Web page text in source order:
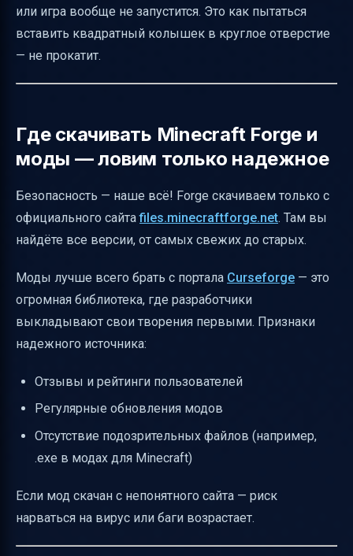
или игра вообще не запустится. Это как пытаться
вставить квадратный колышек в круглое отверстие
— не прокатит.
Где скачивать Minecraft Forge и
моды — ловим только надежное
Безопасность — наше всё! Forge скачиваем только с
официального сайтаfiles.minecraftforge.net. Там вы
найдёте все версии, от самых свежих до старых.
Моды лучше всего брать с портала Curseforge — это
огромная библиотека, где разработчики
выкладывают свои творения первыми. Признаки
надежного источника:
Отзывы и рейтинги пользователей
Регулярные обновления модов
Отсутствие подозрительных файлов (например,
.exe в модах для Minecraft)
Если мод скачан с непонятного сайта — риск
нарваться на вирус или баги возрастает.